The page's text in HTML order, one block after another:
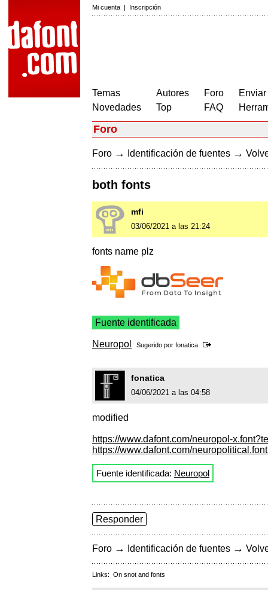
Mi cuenta | Inscripción
Temas
Novedades
Autores
Top
Foro
FAQ
Foro
Foro → Identificación de fuentes →
both fonts
mfi
03/06/2021 a las 21:24
fonts name plz
Fuente identificada
Neuropol Sugerido por fonatica
fonatica
04/06/2021 a las 04:58
modified
https://www.dafont.com/neuropol-
https://www.dafont.com/
Fuente identificada: Neuropol
Responder
Foro → Identificación de fuentes →
Links: On snot and fonts